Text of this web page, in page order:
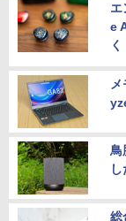
エ
e
く
メ
鳥
し
総